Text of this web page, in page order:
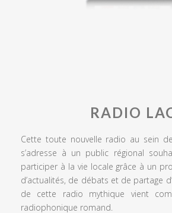
RADIO
Cette toute nouvelle radio au sein
s’adresse à un public régional
participer à la vie locale grâce à un
d’actualités, de débats et de partage
de cette radio mythique vient
radiophonique romand.